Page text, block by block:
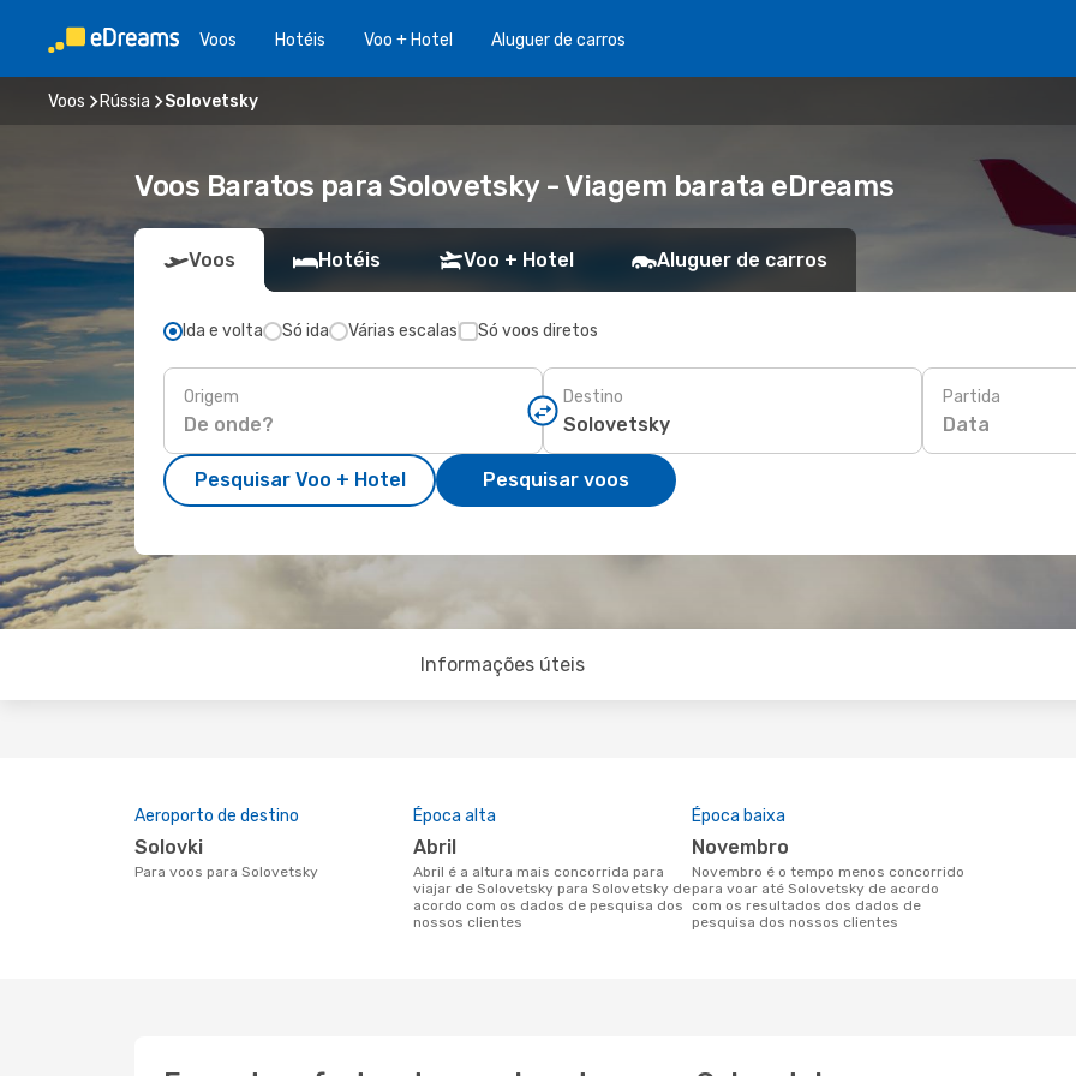
Voos Hotéis Voo + Hotel Aluguer de carros
Voos Rússia Solovetsky
Voos Baratos para Solovetsky - Viagem barata eDreams
Voos Hotéis Voo + Hotel Aluguer de carros
Ida e volta Só ida Várias escalas Só voos diretos
Origem Destino Partida
Data
Pesquisar Voo + Hotel Pesquisar voos
Informações úteis
Aeroporto de destino
Solovki
Para voos para Solovetsky
Época alta
abril
abril é a altura mais concorrida para
viajar de Solovetsky para Solovetsky de
acordo com os dados de pesquisa dos
nossos clientes
Época baixa
novembro
novembro é o tempo menos concorrido
para voar até Solovetsky de acordo
com os resultados dos dados de
pesquisa dos nossos clientes